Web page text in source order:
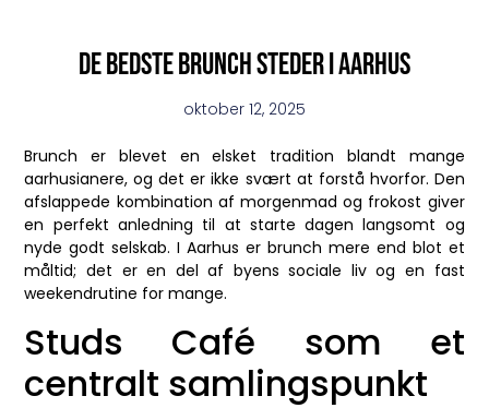
De bedste brunch steder i aarhus
oktober 12, 2025
Brunch er blevet en elsket tradition blandt mange
aarhusianere, og det er ikke svært at forstå hvorfor. Den
afslappede kombination af morgenmad og frokost giver
en perfekt anledning til at starte dagen langsomt og
nyde godt selskab. I Aarhus er brunch mere end blot et
måltid; det er en del af byens sociale liv og en fast
weekendrutine for mange.
Studs Café som et
centralt samlingspunkt